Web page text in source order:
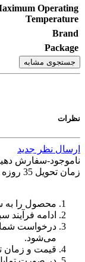
Operating
Temperature
Brand
Package
جستجوی مشابه
نظرات
ارسال نظر جدید
ناموجود-سفارش
زمان تحویل 35 روزه
محصول را به
ادامه فرآیند
درخواست شما
می‌شود.
قیمت و زمان